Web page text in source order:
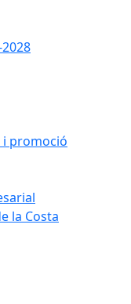
i promoció
la Costa